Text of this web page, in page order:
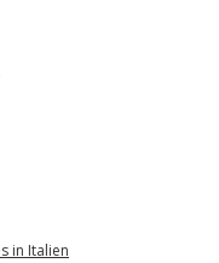
in Italien